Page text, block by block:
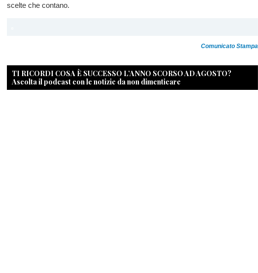
scelte che contano.
Comunicato Stampa
TI RICORDI COSA È SUCCESSO L’ANNO SCORSO AD AGOSTO?
Ascolta il podcast con le notizie da non dimenticare